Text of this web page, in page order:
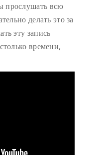
всю
делать это за
эту запись
времени,